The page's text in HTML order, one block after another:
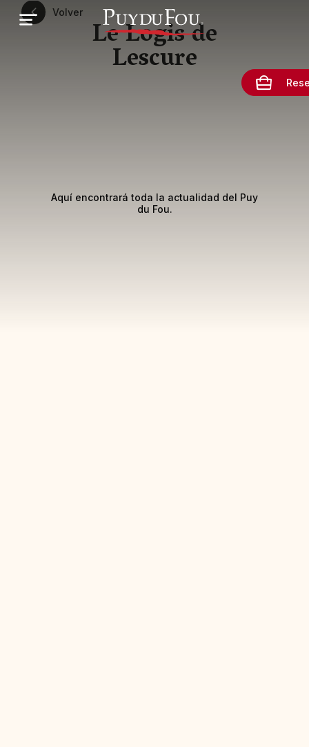
Pasar
contenido
Volver
Le Logis de
Lescure
Aquí encontrará toda la actualidad del Puy
du Fou.